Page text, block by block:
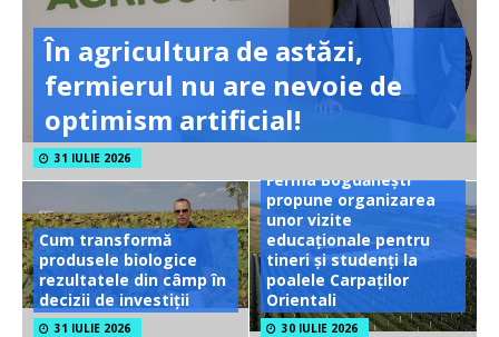
În agricultura de astăzi,
fermierul nu are nevoie de
optimism artificial!
31 IULIE 2026
Cum transformă
produsele biologice
rezultatele din câmp în
decizii de investiții
31 IULIE 2026
Ferma Bogdănești
propune organizarea
unor vizite
educaționale pentru
tineri și studenți la
poalele Carpaților
Orientali
30 IULIE 2026